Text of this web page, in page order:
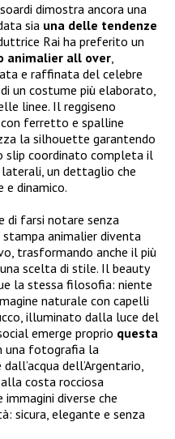
dimostra ancora una
sia una delle tendenze
Rai ha preferito un
animalier all over,
e raffinata del celebre
un costume più elaborato,
linee. Il reggiseno
ferretto e spalline
la silhouette garantendo
slip coordinato completa il
un dettaglio che
e dinamico.
di farsi notare senza
animalier diventa
trasformando anche il più
scelta di stile. Il beauty
la stessa filosofia: niente
naturale con capelli
illuminato dalla luce del
emerge proprio questa
una fotografia la
dell’Argentario,
costa rocciosa
immagini diverse che
sicura, elegante e senza